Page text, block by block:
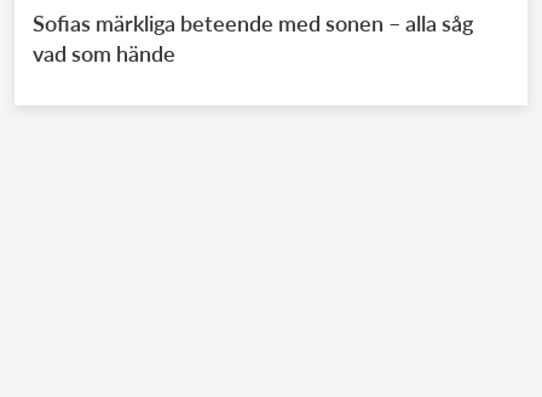
Sofias märkliga beteende med sonen – alla såg
vad som hände